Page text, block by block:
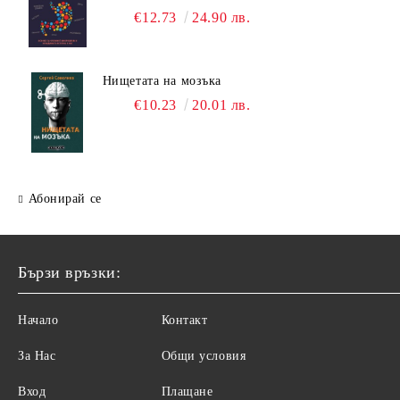
€12.73 24.90 лв.
Нищетата на мозъка
€10.23 20.01 лв.
Абонирай се
Бързи връзки:
Начало
За Нас
Вход
Контакт
Общи условия
Плащане